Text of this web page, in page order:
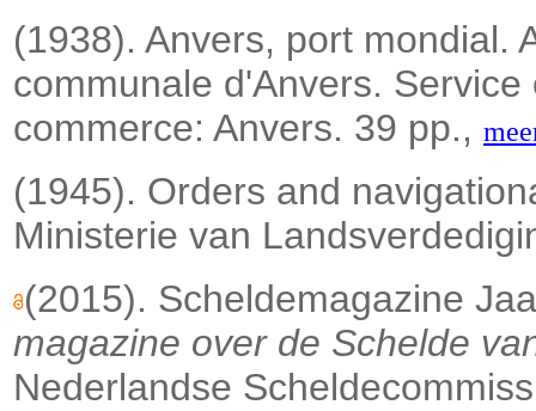
(1938). Anvers, port mondial.
communale d'Anvers.
commerce: Anvers. 39 pp.,
(1945). Orders and
Ministerie van
(2015). Scheldemagazine
magazine over de Schelde
Nederlandse